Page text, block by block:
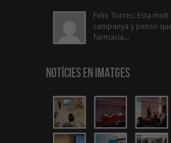
Felix Torres: Esta
campanya y penso
farmacia...
Notícies en Imatges